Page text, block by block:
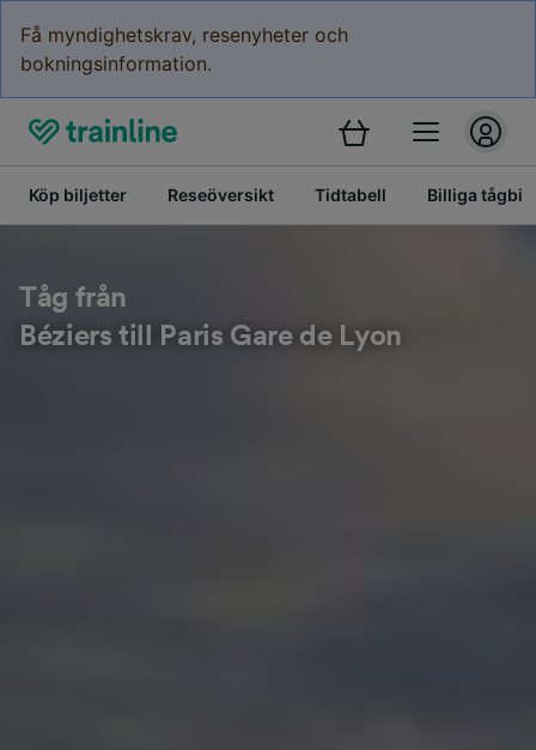
Få myndighetskrav, resenyheter och
bokningsinformation.
Köp biljetter Reseöversikt Tidtabell Billiga
Tåg från
Béziers till Paris Gare de Lyon